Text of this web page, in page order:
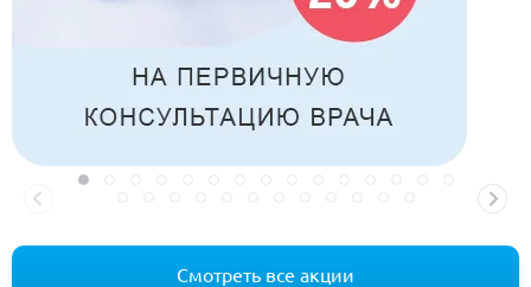
Смотреть все акции